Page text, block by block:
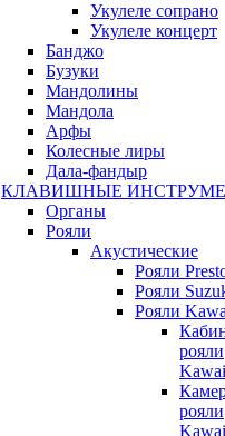
Укулеле сопрано
Укулеле концерт
Банджо
Бузуки
Мандолины
Мандола
Арфы
Колесные лиры
Дала-фандыр
КЛАВИШНЫЕ
Органы
Рояли
Акустические
Рояли
Рояли
Рояли
рояли
Kawai
рояли
Kawai